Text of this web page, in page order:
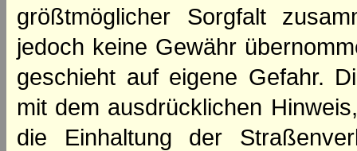
größtmöglicher Sorgfalt
jedoch keine Gewähr
geschieht auf eigene Gefahr.
mit dem ausdrücklichen
die Einhaltung der